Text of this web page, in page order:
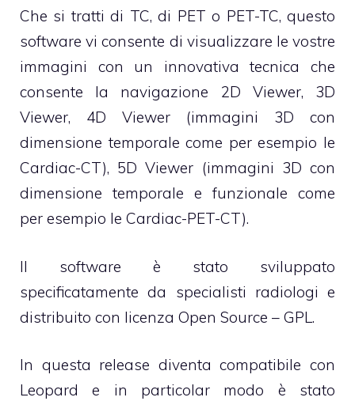
Che si tratti di TC, di PET o PET-TC, questo
software vi consente di visualizzare le vostre
immagini con un innovativa tecnica che
consente la navigazione 2D Viewer, 3D
Viewer, 4D Viewer (immagini 3D con
dimensione temporale come per esempio le
Cardiac-CT), 5D Viewer (immagini 3D con
dimensione temporale e funzionale come
per esempio le Cardiac-PET-CT).
Il software è stato sviluppato
specificatamente da specialisti radiologi e
distribuito con licenza Open Source – GPL.
In questa release diventa compatibile con
Leopard e in particolar modo è stato